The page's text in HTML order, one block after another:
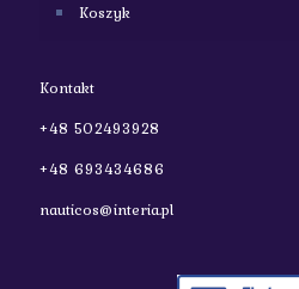
Koszyk
Kontakt
+48 502493928
+48 693434686
nauticos@interia.pl